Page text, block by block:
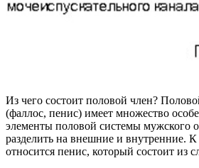
Из чего состоит половой член?
(фаллос, пенис) имеет множество
элементы половой системы мужского
разделить на внешние и внутренние.
относится пенис, который состоит из